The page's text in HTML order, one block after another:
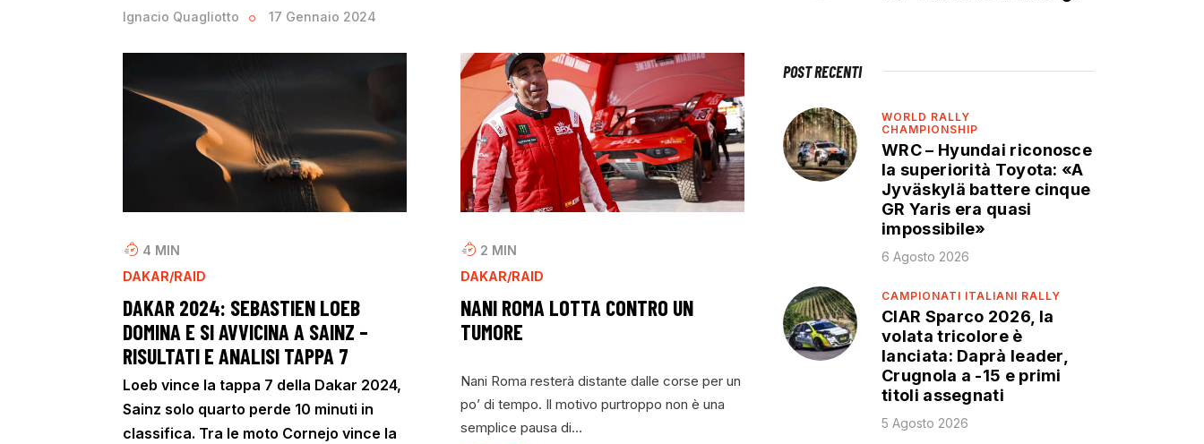
Ignacio Quagliotto 17 Gennaio 2024
4 MIN
DAKAR/RAID
DAKAR 2024: SEBASTIEN LOEB
DOMINA E SI AVVICINA A SAINZ –
RISULTATI E ANALISI TAPPA 7
Loeb vince la tappa 7 della Dakar 2024,
Sainz solo quarto perde 10 minuti in
classifica. Tra le moto Cornejo vince la
2 MIN
DAKAR/RAID
NANI ROMA LOTTA CONTRO UN
TUMORE
Nani Roma resterà distante dalle corse per un
po’ di tempo. Il motivo purtroppo non è una
semplice pausa di…
POST RECENTI
WORLD RALLY
CHAMPIONSHIP
WRC – Hyundai riconosce
la superiorità Toyota: «A
Jyväskylä battere cinque
GR Yaris era quasi
impossibile»
6 Agosto 2026
CAMPIONATI ITALIANI RALLY
CIAR Sparco 2026, la
volata tricolore è
lanciata: Daprà leader,
Crugnola a -15 e primi
titoli assegnati
5 Agosto 2026